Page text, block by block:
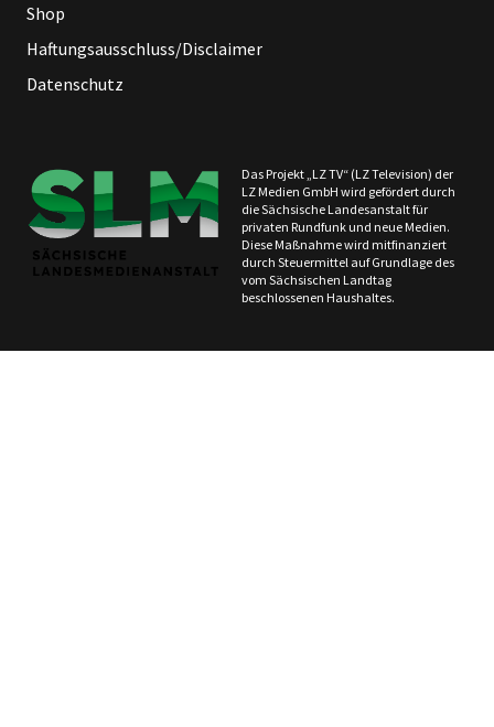
Shop
Haftungsausschluss/Disclaimer
Datenschutz
Das Projekt „LZ TV“ (LZ Television) der
LZ Medien GmbH wird gefördert durch
die Sächsische Landesanstalt für
privaten Rundfunk und neue Medien.
Diese Maßnahme wird mitfinanziert
durch Steuermittel auf Grundlage des
vom Sächsischen Landtag
beschlossenen Haushaltes.